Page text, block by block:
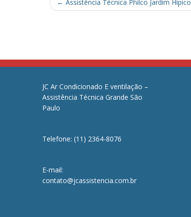
← Assistência Técnica Philco Jardim Hípico
JC Ar Condicionado E ventilação –
Assistência Técnica Grande São
Paulo
Telefone: (11) 2364-8076
E-mail:
contato@jcassistencia.com.br